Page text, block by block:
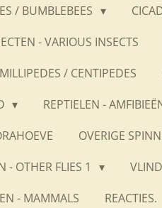
/ BUMBLEBEES
- VARIOUS INSECTS
/ CENTIPEDES
REPTIELEN -
OVERIGE
- OTHER FLIES 1
- MAMMALS REACTIES.